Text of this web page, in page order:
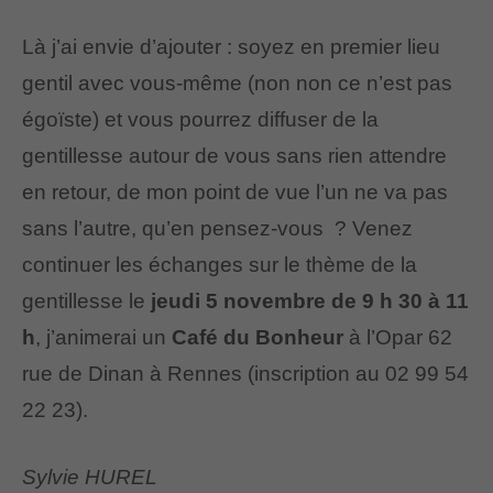
Là j’ai envie d’ajouter : soyez en premier lieu
gentil avec vous-même (non non ce n’est pas
égoïste) et vous pourrez diffuser de la
gentillesse autour de vous sans rien attendre
en retour, de mon point de vue l’un ne va pas
sans l’autre, qu’en pensez-vous ? Venez
continuer les échanges sur le thème de la
gentillesse le jeudi 5 novembre de 9 h 30 à 11
h, j’animerai un Café du Bonheur à l’Opar 62
rue de Dinan à Rennes (inscription au 02 99 54
22 23).
Sylvie HUREL